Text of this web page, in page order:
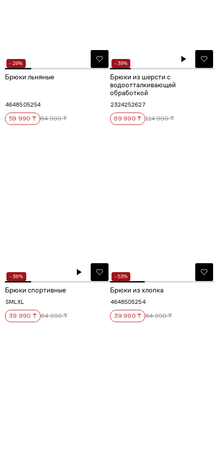
- 29%
Брюки льняные
4648505254
59 990 ₸ 84 990 ₸
- 39%
Брюки из шерсти с
водоотталкивающей
обработкой
2324252627
69 990 ₸ 114 990 ₸
- 38%
Брюки спортивные
SMLXL
39 990 ₸ 64 990 ₸
- 53%
Брюки из хлопка
4648505254
39 990 ₸ 84 990 ₸